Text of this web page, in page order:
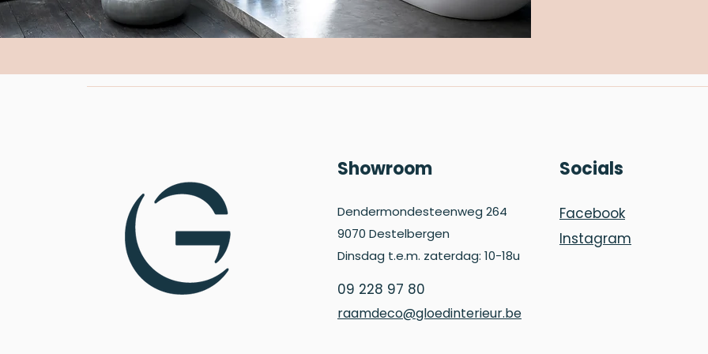
Showroom
Dendermondesteenweg 264
9070 Destelbergen
Dinsdag t.e.m. zaterdag: 10-18u
09 228 97 80
raamdeco@gloedinterieur.be
Socials
Facebook
Instagram